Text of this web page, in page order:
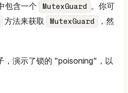
包含一个 MutexGuard 。你可
方法来获取 MutexGuard
，然
，演示了锁的 "poisoning"，以